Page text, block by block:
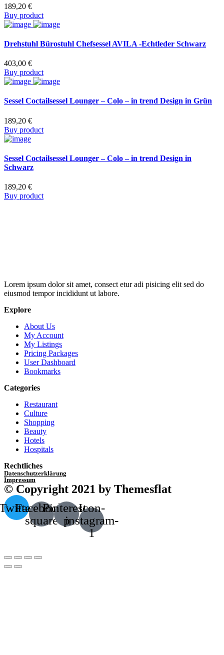
189,20 €
Buy product
Drehstuhl Bürostuhl Chefsessel AVILA -Echtleder Schwarz
403,00 €
Buy product
Sessel Coctailsessel Lounger – Colo – in trend Design in Grün
189,20 €
Buy product
Sessel Coctailsessel Lounger – Colo – in trend Design in
Schwarz
189,20 €
Buy product
Lorem ipsum dolor sit amet, consect etur adi pisicing elit sed do
eiusmod tempor incididunt ut labore.
Explore
About Us
My Account
My Listings
Pricing Packages
User Dashboard
Bookmarks
Categories
Restaurant
Culture
Shopping
Beauty
Hotels
Hospitals
Rechtliches
Datenschutzerklärung
Impressum
© Copyright 2021 by Themesflat
Facebook-
square
Pinterest-
p
Icon-
instagram-
1